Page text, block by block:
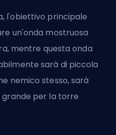
l'obiettivo principale
un'onda mostruosa
mentre questa onda
sarà di piccola
nemico stesso, sarà
per la torre